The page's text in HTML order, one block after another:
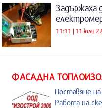
Задържаха
11:11 | 11 юли 22
ФАСАДНА
Поставяне
Работа на